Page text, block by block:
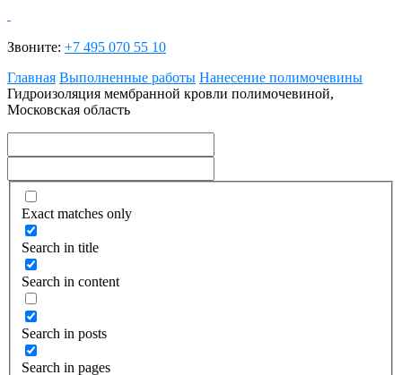
Звоните: +7 495 070 55 10
Главная Выполненные работы Нанесение полимочевины
Гидроизоляция мембранной кровли полимочевиной,
Московская область
Exact matches only
Search in title
Search in content
Search in posts
Search in pages